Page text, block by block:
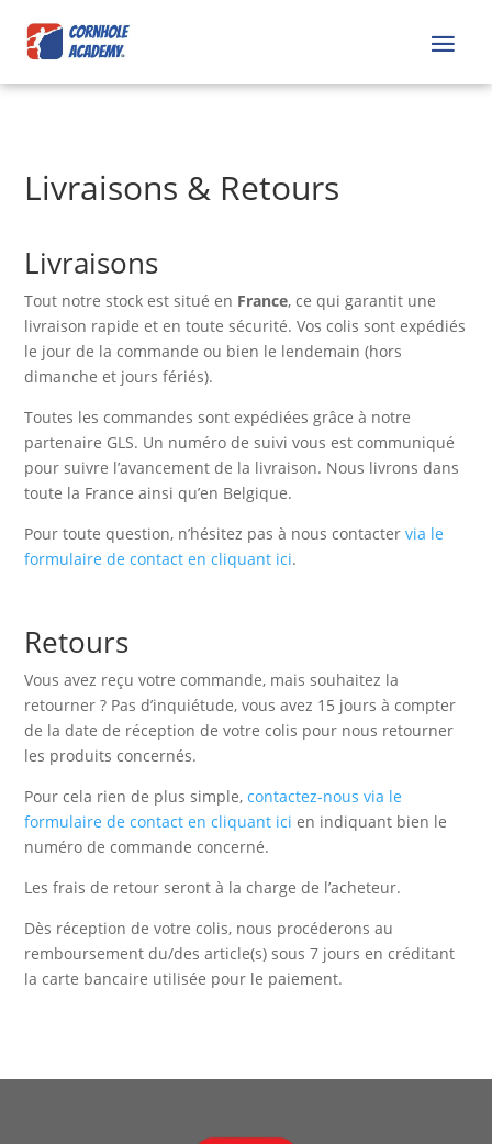
Livraisons & Retours
Livraisons
Tout notre stock est situé en France, ce qui garantit une
livraison rapide et en toute sécurité. Vos colis sont expédiés
le jour de la commande ou bien le lendemain (hors
dimanche et jours fériés).
Toutes les commandes sont expédiées grâce à notre
partenaire GLS. Un numéro de suivi vous est communiqué
pour suivre l’avancement de la livraison. Nous livrons dans
toute la France ainsi qu’en Belgique.
Pour toute question, n’hésitez pas à nous contactervia le
formulaire de contact en cliquant ici.
Retours
Vous avez reçu votre commande, mais souhaitez la
retourner ? Pas d’inquiétude, vous avez 15 jours à compter
de la date de réception de votre colis pour nous retourner
les produits concernés.
Pour cela rien de plus simple,contactez-nous via le
formulaire de contact en cliquant ici en indiquant bien le
numéro de commande concerné.
Les frais de retour seront à la charge de l’acheteur.
Dès réception de votre colis, nous procéderons au
remboursement du/des article(s) sous 7 jours en créditant
la carte bancaire utilisée pour le paiement.